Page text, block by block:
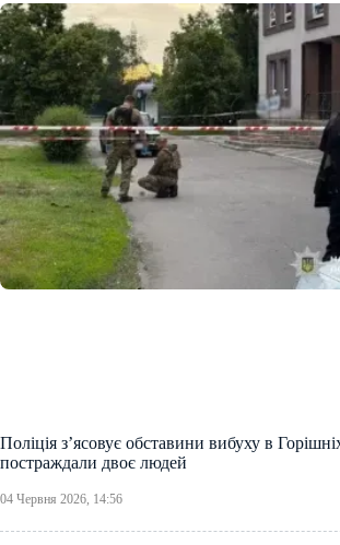
Поліція з’ясовує обставини вибуху в
постраждали двоє людей
04 Червня 2026, 14:56